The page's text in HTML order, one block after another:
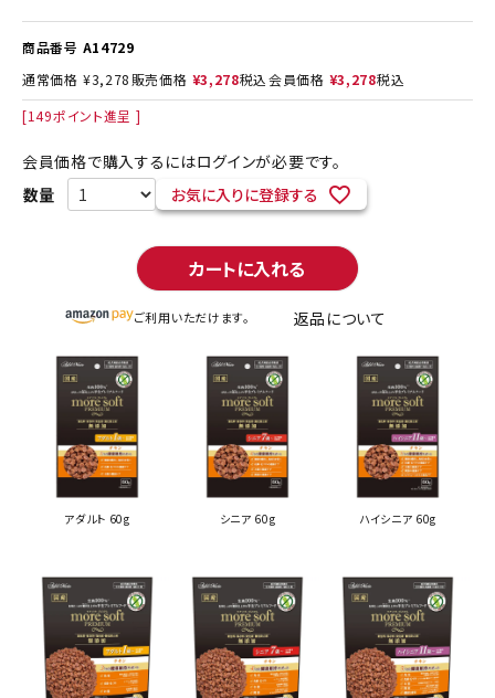
商品番号 A14729
通常価格 ¥3,278 販売価格 ¥3,278税込会員価格 ¥3,278税込
[149ポイント進呈 ]
会員価格で購入するにはログインが必要です。
お気に入りに登録する
カートに入れる
ご利用いただけます。 返品について
アダルト 60g シニア 60g ハイシニア 60g